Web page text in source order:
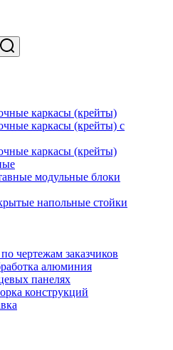
каркасы (крейты)
каркасы (крейты) с
каркасы (крейты)
модульные блоки
напольные стойки
чертежам заказчиков
алюминия
панелях
конструкций